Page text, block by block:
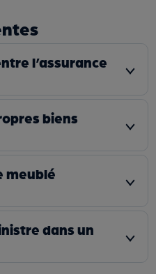
l’assurance
biens
meublé
dans un